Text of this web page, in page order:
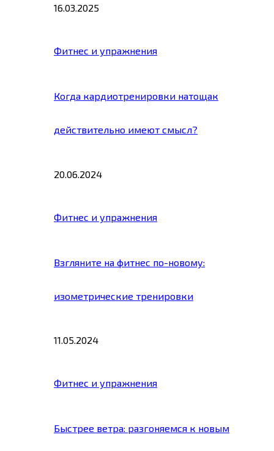
16.03.2025
Фитнес и упражнения
Когда кардиотренировки натощак
действительно имеют смысл?
20.06.2024
Фитнес и упражнения
Взгляните на фитнес по-новому:
изометрические тренировки
11.05.2024
Фитнес и упражнения
Быстрее ветра: разгоняемся к новым